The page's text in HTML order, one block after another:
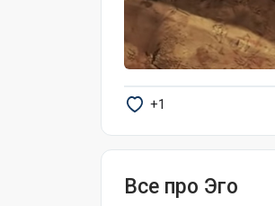
+1
Все про Эго